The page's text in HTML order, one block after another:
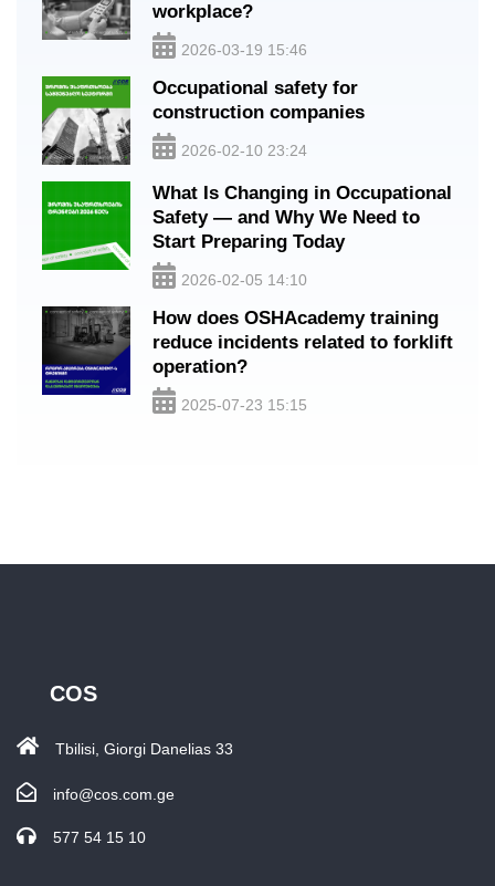
workplace?
2026-03-19 15:46
Occupational safety for
construction companies
2026-02-10 23:24
What Is Changing in Occupational
Safety — and Why We Need to
Start Preparing Today
2026-02-05 14:10
How does OSHAcademy training
reduce incidents related to forklift
operation?
2025-07-23 15:15
COS
Tbilisi, Giorgi Danelias 33
info@cos.com.ge
577 54 15 10